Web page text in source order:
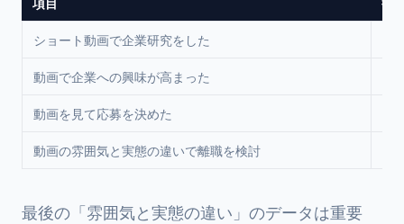
ショート動画で企業研究をした
動画で企業への興味が高まった
動画を見て応募を決めた
動画の雰囲気と実態の違いで離職を検討
最後の「雰囲気と実態の違い」のデータは重要